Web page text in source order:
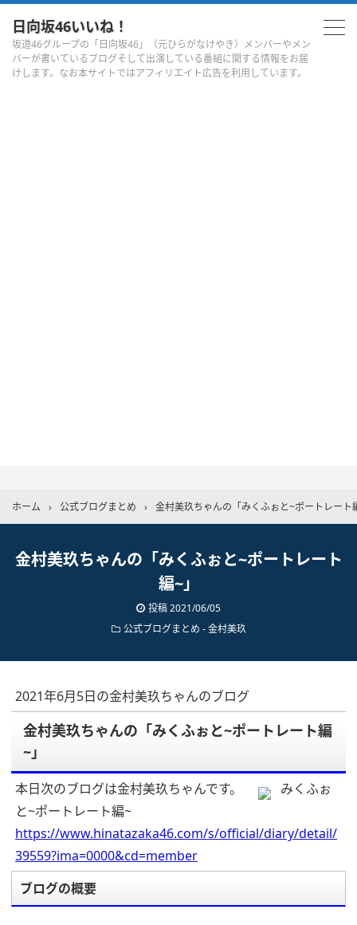
日向坂46いいね！
坂道46グループの「日向坂46」（元ひらがなけやき）メンバーやメン
バーが書いているブログそして出演している番組に関する情報をお届
けします。なお本サイトではアフィリエイト広告を利用しています。
ホーム › 公式ブログまとめ › 金村美玖ちゃんの「みくふぉと~ポートレート
金村美玖ちゃんの「みくふぉと~ポートレート
編~」
投稿2021/06/05
公式ブログまとめ -金村美玖
2021年6月5日の金村美玖ちゃんのブログ
金村美玖ちゃんの「みくふぉと~ポートレート編
~」
本日次のブログは金村美玖ちゃんです。
みくふぉ
と~ポートレート編~
https://www.hinatazaka46.com/s/official/diary/detail/
39559?ima=0000&cd=member
ブログの概要